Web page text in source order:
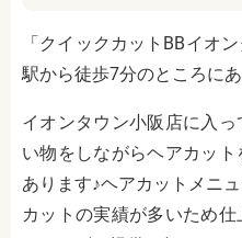
「クイックカットBBイオ
駅から徒歩7分のところにあ
イオンタウン小阪店に入
い物をしながらヘアカッ
あります♪ヘアカットメニ
カットの実績が多いため